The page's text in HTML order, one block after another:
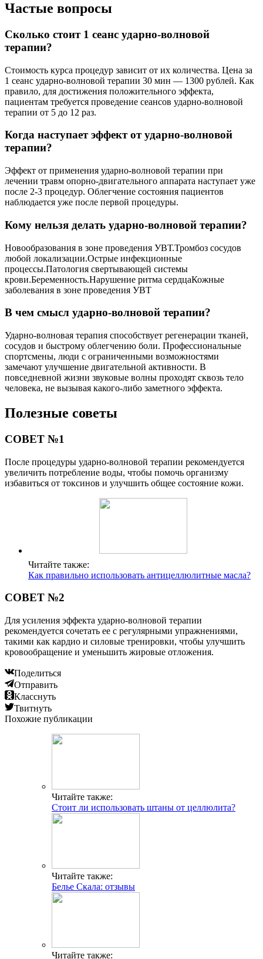
Частые вопросы
Сколько стоит 1 сеанс ударно-волновой
терапии?
Стоимость курса процедур зависит от их количества. Цена за
1 сеанс ударно-волновой терапии 30 мин — 1300 рублей. Как
правило, для достижения положительного эффекта,
пациентам требуется проведение сеансов ударно-волновой
терапии от 5 до 12 раз.
Когда наступает эффект от ударно-волновой
терапии?
Эффект от применения ударно-волновой терапии при
лечении травм опорно-двигательного аппарата наступает уже
после 2-3 процедур. Облегчение состояния пациентов
наблюдается уже после первой процедуры.
Кому нельзя делать ударно-волновой терапии?
Новообразования в зоне проведения УВТ.Тромбоз сосудов
любой локализации.Острые инфекционные
процессы.Патология свертывающей системы
крови.Беременность.Нарушение ритма сердцаКожные
заболевания в зоне проведения УВТ
В чем смысл ударно-волновой терапии?
Ударно-волновая терапия способствует регенерации тканей,
сосудов и быстрому облегчению боли. Профессиональные
спортсмены, люди с ограниченными возможностями
замечают улучшение двигательной активности. В
повседневной жизни звуковые волны проходят сквозь тело
человека, не вызывая какого-либо заметного эффекта.
Полезные советы
СОВЕТ №1
После процедуры ударно-волновой терапии рекомендуется
увеличить потребление воды, чтобы помочь организму
избавиться от токсинов и улучшить общее состояние кожи.
Читайте также:
Как правильно использовать антицеллюлитные масла?
СОВЕТ №2
Для усиления эффекта ударно-волновой терапии
рекомендуется сочетать ее с регулярными упражнениями,
такими как кардио и силовые тренировки, чтобы улучшить
кровообращение и уменьшить жировые отложения.
Поделиться
Отправить
Класснуть
Твитнуть
Похожие публикации
Читайте также:
Стоит ли использовать штаны от целлюлита?
Читайте также:
Белье Скала: отзывы
Читайте также: